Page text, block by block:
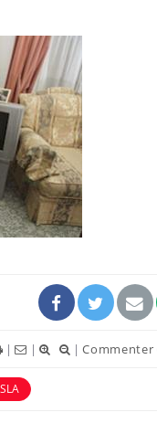
| | |Commenter
cancer ?
Pourquoi
de